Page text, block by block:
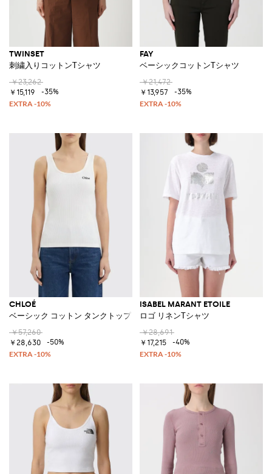
TWINSET
刺繍入りコットンTシャツ
￥23,262
￥15,119
-35%
FAY
ベーシックコットンTシャツ
￥21,472
￥13,957
-35%
CHLOÉ
ベーシック コットン タンクトップ
￥57,260
￥28,630
-50%
ISABEL MARANT ETOILE
ロゴ リネンTシャツ
￥28,691
￥17,215
-40%